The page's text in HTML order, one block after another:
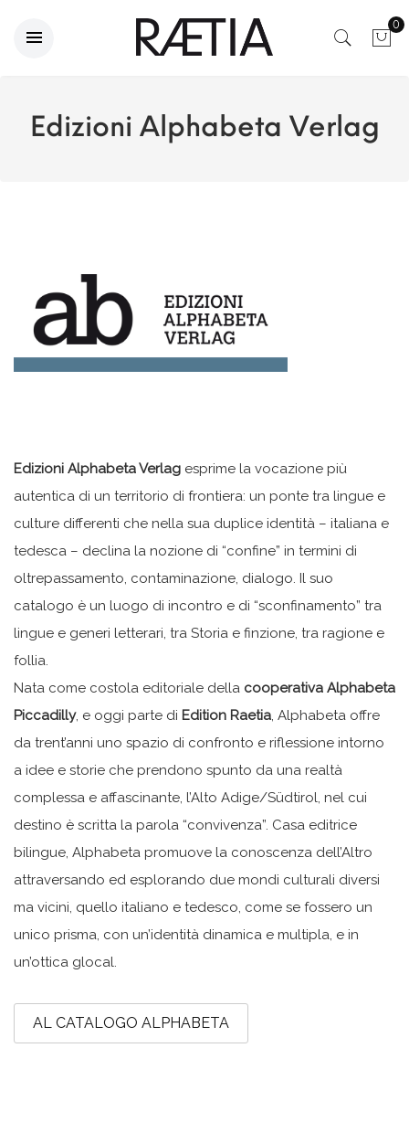
0
Edizioni Alphabeta Verlag
Edizioni Alphabeta Verlag esprime la vocazione più
autentica di un territorio di frontiera: un ponte tra lingue e
culture differenti che nella sua duplice identità – italiana e
tedesca – declina la nozione di “confine” in termini di
oltrepassamento, contaminazione, dialogo. Il suo
catalogo è un luogo di incontro e di “sconfinamento” tra
lingue e generi letterari, tra Storia e finzione, tra ragione e
follia.
Nata come costola editoriale della cooperativa Alphabeta
Piccadilly, e oggi parte di Edition Raetia , Alphabeta offre
da trent’anni uno spazio di confronto e riflessione intorno
a idee e storie che prendono spunto da una realtà
complessa e affascinante, l’Alto Adige/Südtirol, nel cui
destino è scritta la parola “convivenza”. Casa editrice
bilingue, Alphabeta promuove la conoscenza dell’Altro
attraversando ed esplorando due mondi culturali diversi
ma vicini, quello italiano e tedesco, come se fossero un
unico prisma, con un’identità dinamica e multipla, e in
un’ottica glocal.
AL CATALOGO ALPHABETA